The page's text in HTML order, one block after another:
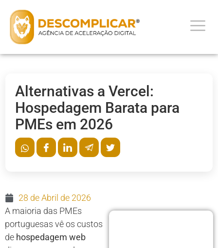
Alternativas a Vercel:
Hospedagem Barata para
PMEs em 2026
28 de Abril de 2026
A maioria das PMEs
portuguesas vê os custos
de hospedagem web